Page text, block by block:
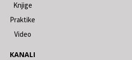
Knjige
Praktike
Video
KANALI